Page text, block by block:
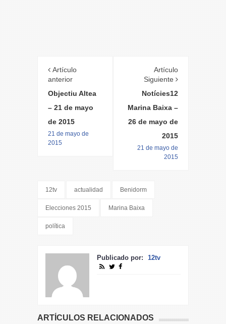
Artículo
anterior
Objectiu Altea
– 21 de mayo
de 2015
21 de mayo de
2015
Artículo
Siguiente
Notícies12
Marina Baixa –
26 de mayo de
2015
21 de mayo de
2015
12tv actualidad Benidorm
Elecciones 2015 Marina Baixa
política
Publicado por: 12tv
ARTÍCULOS RELACIONADOS